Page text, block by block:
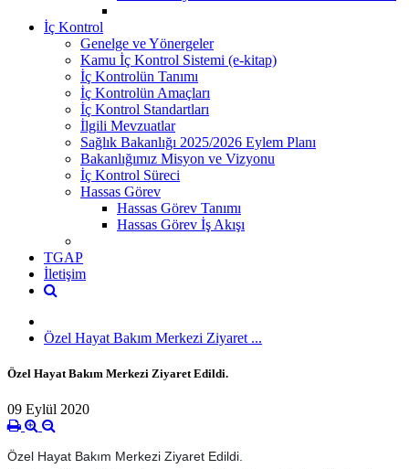
İç Kontrol
Genelge ve Yönergeler
Kamu İç Kontrol Sistemi (e-kitap)
İç Kontrolün Tanımı
İç Kontrolün Amaçları
İç Kontrol Standartları
İlgili Mevzuatlar
Sağlık Bakanlığı 2025/2026 Eylem Planı
Bakanlığımız Misyon ve Vizyonu
İç Kontrol Süreci
Hassas Görev
Hassas Görev Tanımı
Hassas Görev İş Akışı
TGAP
İletişim
Özel Hayat Bakım Merkezi Ziyaret ...
Özel Hayat Bakım Merkezi Ziyaret Edildi.
09 Eylül 2020
Özel Hayat Bakım Merkezi Ziyaret Edildi.